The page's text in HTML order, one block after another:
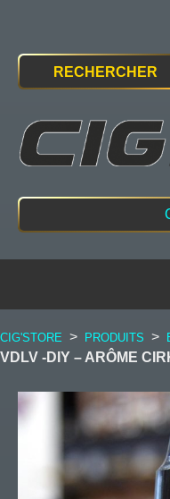
RECHERCHER
CIG'STORE > PRODUITS >
VDLV -DIY – ARÔME